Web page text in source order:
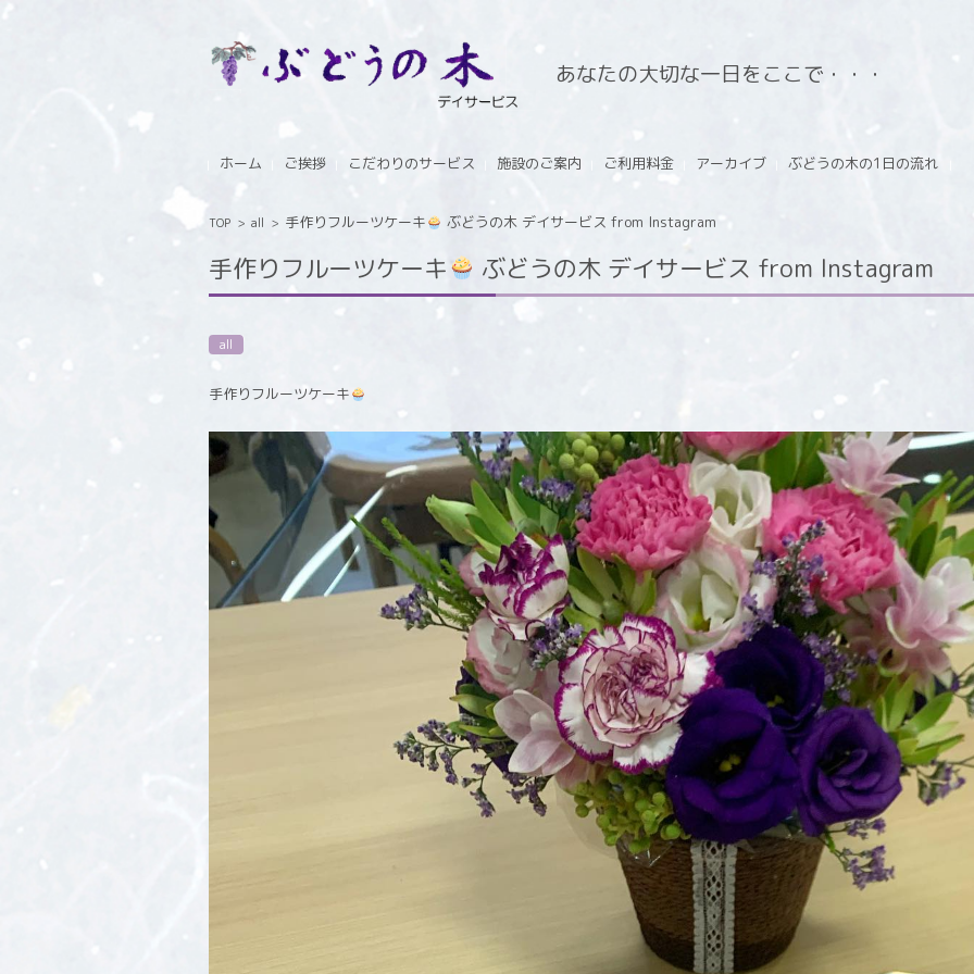
あなたの大切な一日をここで・・・
ホーム
ご挨拶 こだわりのサービス 施設のご案内 ご利用料金 アーカイブ ぶどうの木の1日の流れ
TOP > all > 手作りフルーツケーキ ぶどうの木 デイサービス from Instagram
手作りフルーツケーキ ぶどうの木 デイサービス from Instagram
all
手作りフルーツケーキ